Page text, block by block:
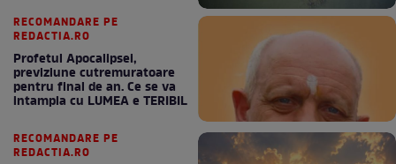
RECOMANDARE PE
REDACTIA.RO
Profetul Apocalipsei,
previziune cutremuratoare
pentru final de an. Ce se va
intampla cu LUMEA e TERIBIL
RECOMANDARE PE
REDACTIA.RO